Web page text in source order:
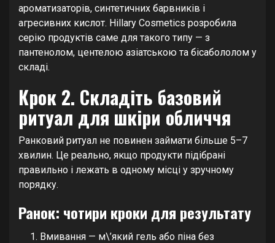
ароматизаторів, синтетичних барвників і
агресивних кислот. Hillary Cosmetics розробила
серію продуктів саме для такого типу — з
пантенолом, центелою азіатською та бісабололом у
складі.
Крок 2. Складіть базовий
ритуал для шкіри обличчя
Ранковий ритуал не повинен займати більше 5–7
хвилин. Це реально, якщо продукти підібрані
правильно і лежать в одному місці у зручному
порядку.
Ранок: чотири кроки для результату
Вмивання — м\’який гель або піна без